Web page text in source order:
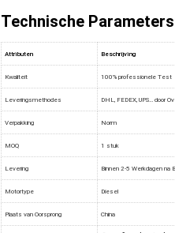
Technische
Attributen Beschrijving
Kwaliteit 100% professionele Test
Leveringsmethodes DHL, FEDEX, UPS… door
Verpakking Norm
MOQ 1 stuk
Levering Binnen 2-5 Werkdagen na
Motortype Diesel
Plaats van Oorsprong China